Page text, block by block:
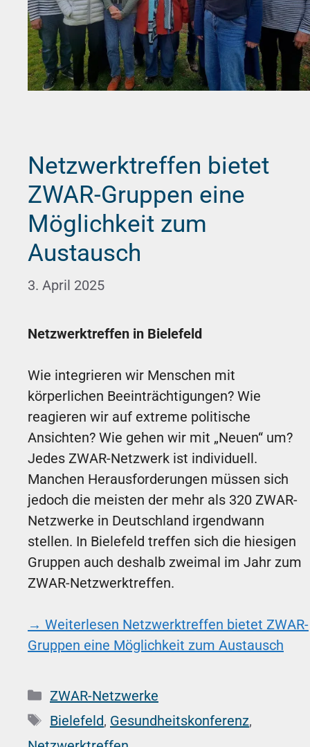
Netzwerktreffen bietet
ZWAR-Gruppen eine
Möglichkeit zum
Austausch
3. April 2025
Netzwerktreffen in Bielefeld
Wie integrieren wir Menschen mit
körperlichen Beeinträchtigungen? Wie
reagieren wir auf extreme politische
Ansichten? Wie gehen wir mit „Neuen“ um?
Jedes ZWAR-Netzwerk ist individuell.
Manchen Herausforderungen müssen sich
jedoch die meisten der mehr als 320 ZWAR-
Netzwerke in Deutschland irgendwann
stellen. In Bielefeld treffen sich die hiesigen
Gruppen auch deshalb zweimal im Jahr zum
ZWAR-Netzwerktreffen.
→ Weiterlesen Netzwerktreffen bietet ZWAR-
Gruppen eine Möglichkeit zum Austausch
Kategorien
ZWAR-Netzwerke
Schlagwörter
Bielefeld, Gesundheitskonferenz,